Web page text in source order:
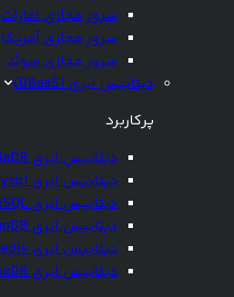
سرور مجازی امارات
سرور مجازی آمریکا
سرور مجازی سوئد
دیتابیس ابری (DBaaS)
پرکاربرد
دیتابیس ابری MariaDB
دیتابیس ابری Mysql
دیتابیس ابری PostgreSQL
دیتابیس ابری MongoDB
دیتابیس ابری Redis
دیتابیس ابری InfluxDB